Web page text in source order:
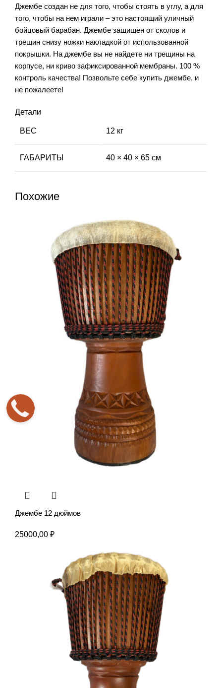
Джембе создан не для того, чтобы стоять в углу, а для
того, чтобы на нем играли – это настоящий уличный
бойцовый барабан. Джембе защищен от сколов и
трещин снизу ножки накладкой от использованной
покрышки. На джембе вы не найдете ни трещины на
корпусе, ни криво зафиксированной мембраны. 100 %
контроль качества! Позвольте себе купить джембе, и
не пожалеете!
Детали
ВЕС 12 кг
ГАБАРИТЫ 40 × 40 × 65 см
Похожие
Джембе 12 дюймов
25000,00 ₽